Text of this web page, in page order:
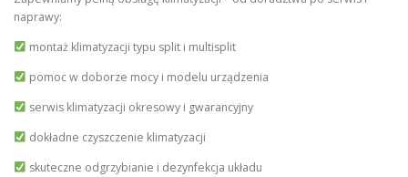
naprawy:
montaż klimatyzacji typu split i multisplit
pomoc w doborze mocy i modelu urządzenia
serwis klimatyzacji okresowy i gwarancyjny
dokładne czyszczenie klimatyzacji
skuteczne odgrzybianie i dezynfekcja układu